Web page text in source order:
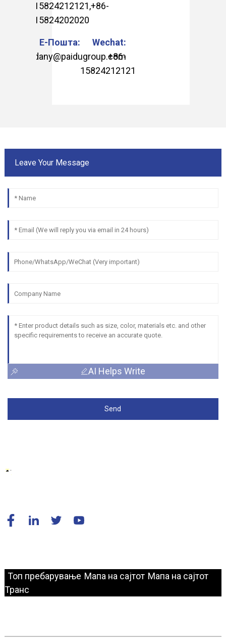
15824212121,+86-
15824202020
Е-Пошта:
dany@paidugroup.com
Wechat:
+86-
15824212121
Leave Your Message
AI Helps Write
Send
Топ пребарување Мапа на сајтот Мапа на сајтот
Транс